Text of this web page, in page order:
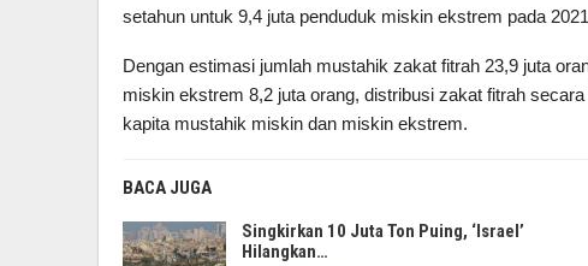
setahun untuk 9,4 juta penduduk miskin ekstrem pada
Dengan estimasi jumlah mustahik zakat fitrah 23,9 juta
miskin ekstrem 8,2 juta orang, distribusi zakat fitrah
kapita mustahik miskin dan miskin ekstrem.
BACA JUGA
Singkirkan 10 Juta Ton Puing, ‘Israel’
Hilangkan…